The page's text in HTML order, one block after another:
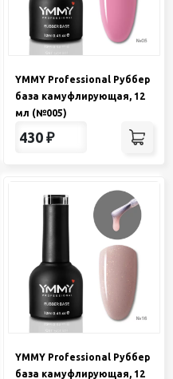
YMMY Professional Руббер
база камуфлирующая, 12
мл (№005)
430 ₽
YMMY Professional Руббер
база камуфлирующая, 12